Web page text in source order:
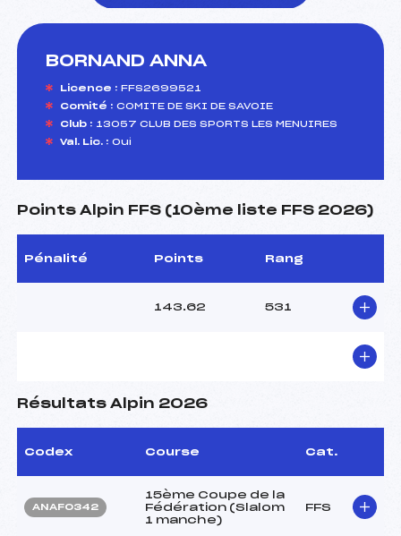
BORNAND ANNA
Licence : FFS2699521
Comité : COMITE DE SKI DE SAVOIE
Club : 13057 CLUB DES SPORTS LES MENUIRES
Val. Lic. : Oui
Points Alpin FFS (10ème liste FFS 2026)
Pénalité Points Rang
143.62 531
Résultats Alpin 2026
Codex Course Cat.
ANAF0342
15ème Coupe de la
Fédération (Slalom
1 manche)
FFS